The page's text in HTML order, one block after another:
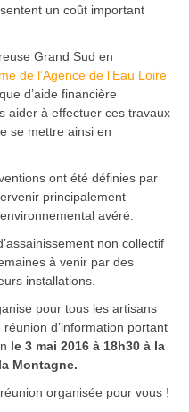
un coût important
Grand Sud en
de l’Agence de l’Eau Loire
d’aide financière
aider à effectuer ces travaux
se mettre ainsi en
ont été définies par
principalement
avéré.
non collectif
à venir par des
installations.
pour tous les artisans
d’information portant
le 3 mai 2016 à 18h30 à la
Montagne.
organisée pour vous !